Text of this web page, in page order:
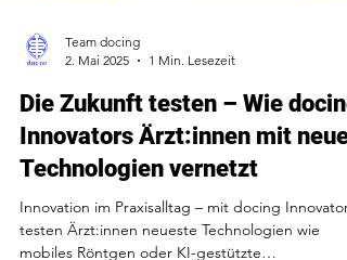
Team docing
2. Mai 2025
1 Min. Lesezeit
Die Zukunft testen – Wie docing
Innovators Ärzt:innen mit